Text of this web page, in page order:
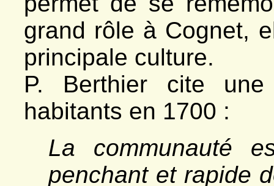
grand rôle à Cognet,
principale culture.
P. Berthier cite
habitants en 1700 :
La communauté
penchant et rapide